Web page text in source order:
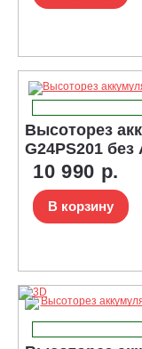
Высоторез
G24PS201
10 990 р.
В корзину